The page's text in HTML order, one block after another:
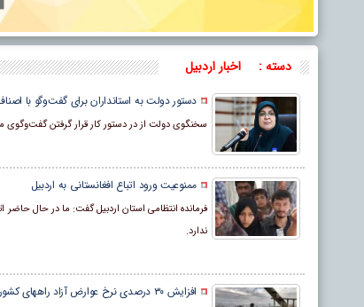
دسته : اخبار اردبیل
دستور دولت به استانداران برای گفت‌وگو با
سخنگوی دولت از در دستور کار قرار گرفتن گفت‌وگوی
ممنوعیت ورود اتباع افغانستانی به اردبیل
فرمانده انتظامی استان اردبیل گفت: ما در حال حاضر
ندارد.
افزایش ۳۰ درصدی نرخ عوارض آزاد راههای کشور